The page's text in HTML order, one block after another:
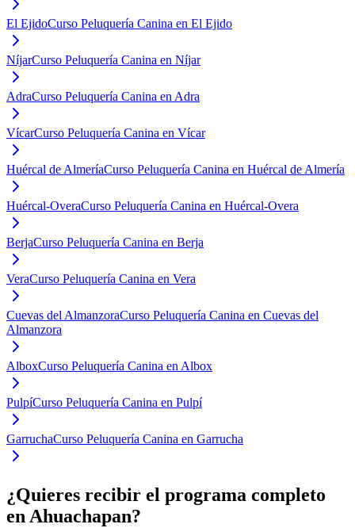
El EjidoCurso Peluquería Canina en El Ejido
NíjarCurso Peluquería Canina en Níjar
AdraCurso Peluquería Canina en Adra
VícarCurso Peluquería Canina en Vícar
Huércal de AlmeríaCurso Peluquería Canina en Huércal de Almería
Huércal-OveraCurso Peluquería Canina en Huércal-Overa
BerjaCurso Peluquería Canina en Berja
VeraCurso Peluquería Canina en Vera
Cuevas del AlmanzoraCurso Peluquería Canina en Cuevas del
Almanzora
AlboxCurso Peluquería Canina en Albox
PulpíCurso Peluquería Canina en Pulpí
GarruchaCurso Peluquería Canina en Garrucha
¿Quieres recibir el programa completo
en Ahuachapan?